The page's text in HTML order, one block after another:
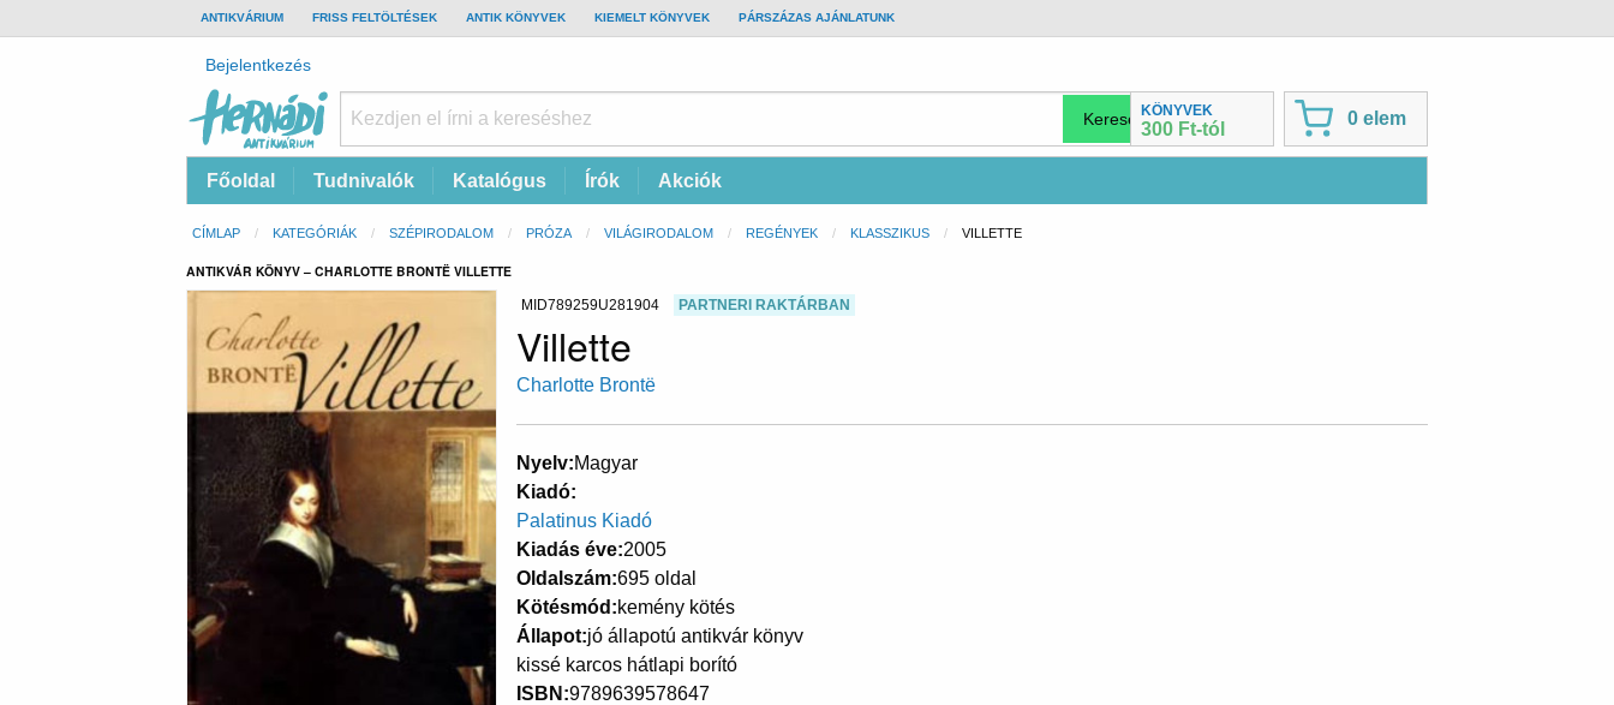
TOP
BAR
ANTIKVÁRIUM FRISS FELTÖLTÉSEK ANTIK KÖNYVEK KIEMELT KÖNYVEK PÁRSZÁZAS AJÁNLATUNK
Felhasználói
fiók
menüje
Bejelentkezés
Antikvárium
Online
KÖNYVEK
300 Ft-tól
0 elem
Fő
navigáció
Főoldal Tudnivalók Katalógus Írók Akciók
Morzsa
CÍMLAP KATEGÓRIÁK SZÉPIRODALOM PRÓZA VILÁGIRODALOM REGÉNYEK KLASSZIKUS CURRENT:
VILLETTE
ANTIKVÁR KÖNYV – CHARLOTTE BRONTË VILLETTE
MID789259U281904 PARTNERI RAKTÁRBAN
Villette
Charlotte Brontë
Nyelv Magyar
Kiadó
Palatinus Kiadó
Kiadás éve 2005
Oldalszám 695 oldal
Kötésmód kemény kötés
Állapot jó állapotú antikvár könyv
kissé karcos hátlapi borító
ISBN 9789639578647